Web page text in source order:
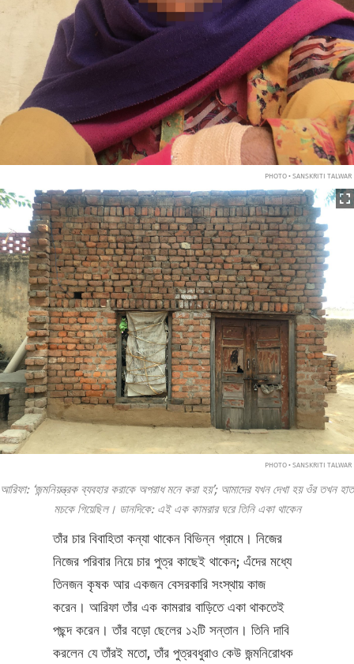
PHOTO • SANSKRITI TALWAR
PHOTO • SANSKRITI TALWAR
আরিফা: ‘জন্মনিয়ন্ত্রক ব্যবহার করাকে অপরাধ মনে করা হয়’; আমাদের যখন দেখা হয় ওঁর তখন হাত
মচকে গিয়েছিল। ডানদিকে: এই এক কামরার ঘরে তিনি একা থাকেন
তাঁর চার বিবাহিতা কন্যা থাকেন বিভিন্ন গ্রামে। নিজের
নিজের পরিবার নিয়ে চার পুত্র কাছেই থাকেন; এঁদের মধ্যে
তিনজন কৃষক আর একজন বেসরকারি সংস্থায় কাজ
করেন। আরিফা তাঁর এক কামরার বাড়িতে একা থাকতেই
পছন্দ করেন। তাঁর বড়ো ছেলের ১২টি সন্তান। তিনি দাবি
করলেন যে তাঁরই মতো, তাঁর পুত্রবধুরাও কেউ জন্মনিরোধক